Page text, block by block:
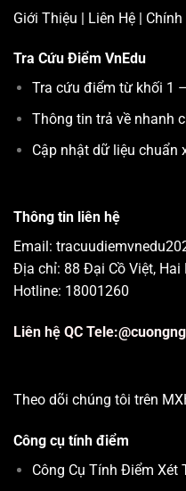
Giới Thiệu | Liên Hệ |
Tra Cứu Điểm VnEdu
Tra cứu điểm từ khối 1
Thông tin trả về nhanh
Cập nhật dữ liệu chuẩn
Thông tin liên hệ
Email:
Địa chỉ: 88 Đại Cồ Việt, Hai
Hotline: 18001260
Liên hệ QC
Theo dõi chúng tôi trên
Công cụ tính điểm
Công Cụ Tính Điểm Xét